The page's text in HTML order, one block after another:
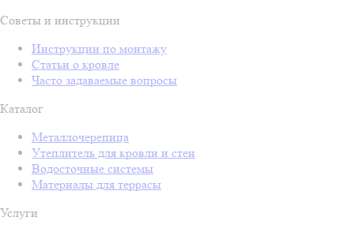
Советы и инструкции
Инструкции по монтажу
Статьи о кровле
Часто задаваемые вопросы
Каталог
Металлочерепица
Утеплитель для кровли и стен
Водосточные системы
Материалы для террасы
Услуги